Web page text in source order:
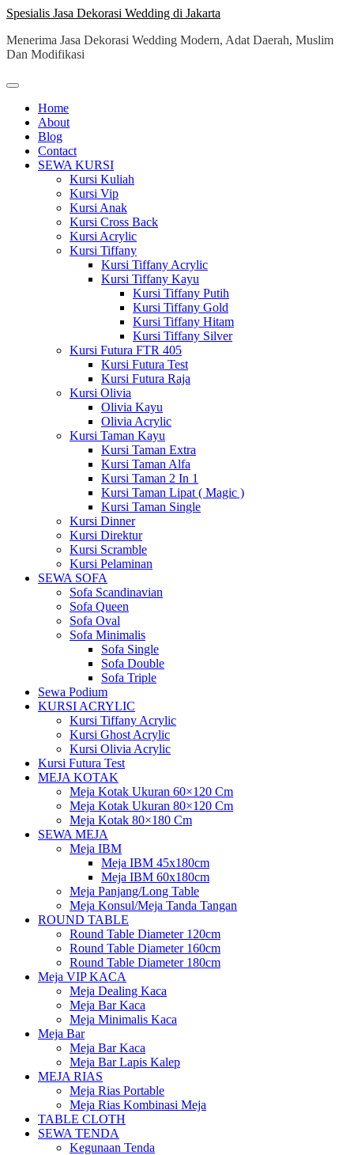
Skip
content
Spesialis Jasa Dekorasi Wedding di Jakarta
Menerima Jasa Dekorasi Wedding Modern, Adat Daerah, Muslim
Dan Modifikasi
Home
About
Blog
Contact
SEWA KURSI
Kursi Kuliah
Kursi Vip
Kursi Anak
Kursi Cross Back
Kursi Acrylic
Kursi Tiffany
Kursi Tiffany Acrylic
Kursi Tiffany Kayu
Kursi Tiffany Putih
Kursi Tiffany Gold
Kursi Tiffany Hitam
Kursi Tiffany Silver
Kursi Futura FTR 405
Kursi Futura Test
Kursi Futura Raja
Kursi Olivia
Olivia Kayu
Olivia Acrylic
Kursi Taman Kayu
Kursi Taman Extra
Kursi Taman Alfa
Kursi Taman 2 In 1
Kursi Taman Lipat ( Magic )
Kursi Taman Single
Kursi Dinner
Kursi Direktur
Kursi Scramble
Kursi Pelaminan
SEWA SOFA
Sofa Scandinavian
Sofa Queen
Sofa Oval
Sofa Minimalis
Sofa Single
Sofa Double
Sofa Triple
Sewa Podium
KURSI ACRYLIC
Kursi Tiffany Acrylic
Kursi Ghost Acrylic
Kursi Olivia Acrylic
Kursi Futura Test
MEJA KOTAK
Meja Kotak Ukuran 60×120 Cm
Meja Kotak Ukuran 80×120 Cm
Meja Kotak 80×180 Cm
SEWA MEJA
Meja IBM
Meja IBM 45x180cm
Meja IBM 60x180cm
Meja Panjang/Long Table
Meja Konsul/Meja Tanda Tangan
ROUND TABLE
Round Table Diameter 120cm
Round Table Diameter 160cm
Round Table Diameter 180cm
Meja VIP KACA
Meja Dealing Kaca
Meja Bar Kaca
Meja Minimalis Kaca
Meja Bar
Meja Bar Kaca
Meja Bar Lapis Kalep
MEJA RIAS
Meja Rias Portable
Meja Rias Kombinasi Meja
TABLE CLOTH
SEWA TENDA
Kegunaan Tenda